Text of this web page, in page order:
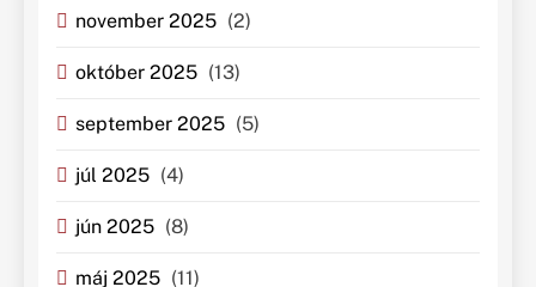
november 2025 (2)
október 2025 (13)
september 2025 (5)
júl 2025 (4)
jún 2025 (8)
máj 2025 (11)